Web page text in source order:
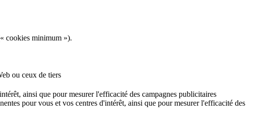
cookies minimum »).
ou ceux de tiers
ainsi que pour mesurer l'efficacité des campagnes publicitaires
pour vous et vos centres d'intérêt, ainsi que pour mesurer l'efficacité des